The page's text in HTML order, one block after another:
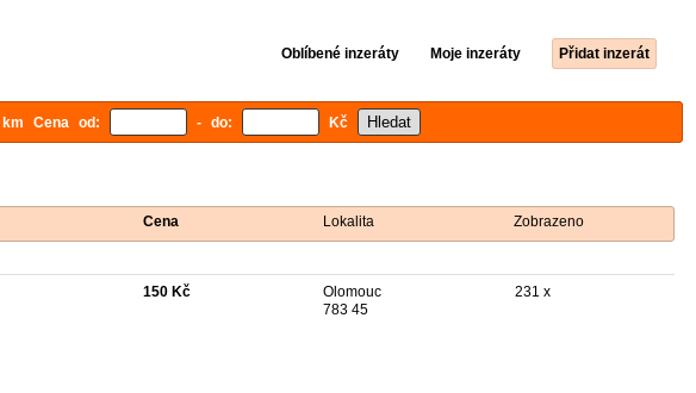
Oblíbené inzeráty Moje inzeráty Přidat inzerát
km Cena od: - do: Kč
Cena Lokalita Zobrazeno
150 Kč
Olomouc
783 45
231 x